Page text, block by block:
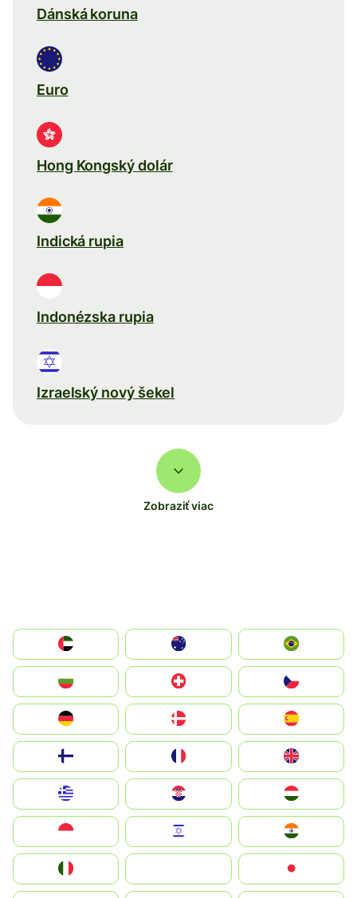
Dánská koruna
Euro
Hong Kongský dolár
Indická rupia
Indonézska rupia
Izraelský nový šekel
Zobraziť viac
الإمارات العربية المتحدة
Switzerland
Deutschland
United Kingdom
Magyarország